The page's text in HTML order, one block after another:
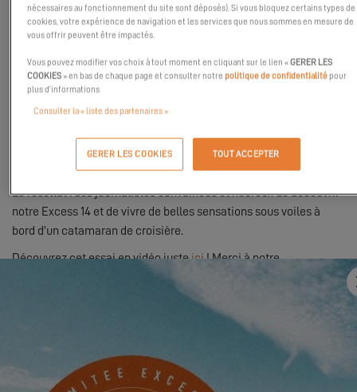
Le résultat : des journalistes convaincus et heureux de découvrir
notre Excess 14 et de vivre de belles sensations sous voiles à
bord d’un catamaran de croisière.
Découvrez cet essai en vidéo justeici! Merci à notre
concessionnaire Dario Zana de Punto 43 et à Fabio pour ces
nécessaires au fonctionnement du site sont déposés). Si vous bloquez certains types de
cookies, votre expérience de navigation et les services que nous sommes en mesure de
vous offrir peuvent être impactés.
Vous pouvez modifier vos choix à tout moment en cliquant sur le lien «GERER LES
COOKIES » en bas de chaque page et consulter notrepolitique de confidentialitépour
plus d’informations
Consulter la « liste des partenaires »
GERER LES COOKIES TOUT ACCEPTER